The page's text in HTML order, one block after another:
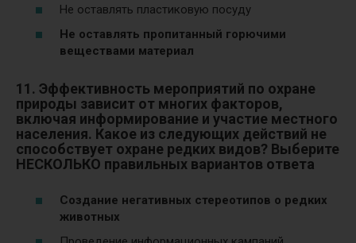
Не оставлять пластиковую посуду
Не оставлять пропитанный горючими
веществами материал
11. Эффективность мероприятий по охране
природы зависит от многих факторов,
включая информирование и участие местного
населения. Какое из следующих действий не
способствует охране редких видов? Выберите
НЕСКОЛЬКО правильных вариантов ответа
Создание негативных стереотипов о редких
животных